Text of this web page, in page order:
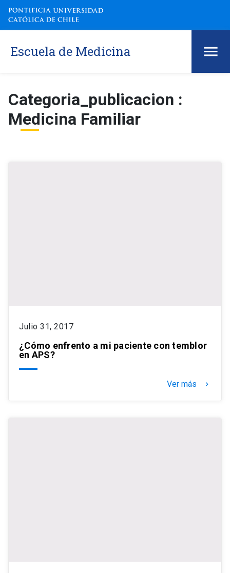
Escuela de Medicina
Categoria_publicacion :
Medicina Familiar
Julio 31, 2017
¿Cómo enfrento a mi paciente con temblor
en APS?
Ver más keyboard_arrow_right